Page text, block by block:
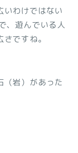
いわけではない
、遊んでいる人
ですね。
（岩）があった